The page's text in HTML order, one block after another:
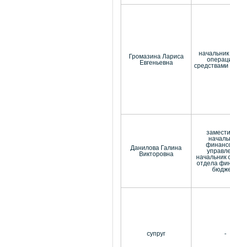
Громазина Лариса
Евгеньевна
Данилова Галина
Викторовна
начальник
отдела
супруг -